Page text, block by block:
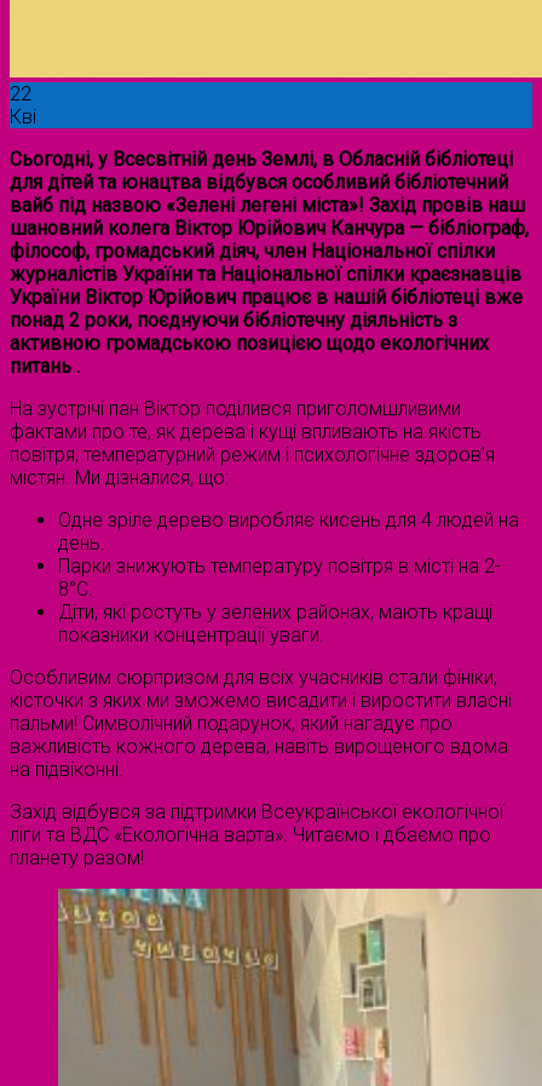
22
Кві
Сьогодні, у Всесвітній день Землі, в Обласній бібліотеці
для дітей та юнацтва відбувся особливий бібліотечний
вайб під назвою «Зелені легені міста»! Захід провів наш
шановний колега Віктор Юрійович Канчура — бібліограф,
філософ, громадський діяч, член Національної спілки
журналістів України та Національної спілки краєзнавців
України Віктор Юрійович працює в нашій бібліотеці вже
понад 2 роки, поєднуючи бібліотечну діяльність з
активною громадською позицією щодо екологічних
питань .
На зустрічі пан Віктор поділився приголомшливими
фактами про те, як дерева і кущі впливають на якість
повітря, температурний режим і психологічне здоров’я
містян. Ми дізналися, що:
Одне зріле дерево виробляє кисень для 4 людей на
день.
Парки знижують температуру повітря в місті на 2-
8°C.
Діти, які ростуть у зелених районах, мають кращі
показники концентрації уваги.
Особливим сюрпризом для всіх учасників стали фініки,
кісточки з яких ми зможемо висадити і виростити власні
пальми! Символічний подарунок, який нагадує про
важливість кожного дерева, навіть вирощеного вдома
на підвіконні.
Захід відбувся за підтримки Всеукраїнської екологічної
ліги та ВДС «Екологічна варта». Читаємо і дбаємо про
планету разом!